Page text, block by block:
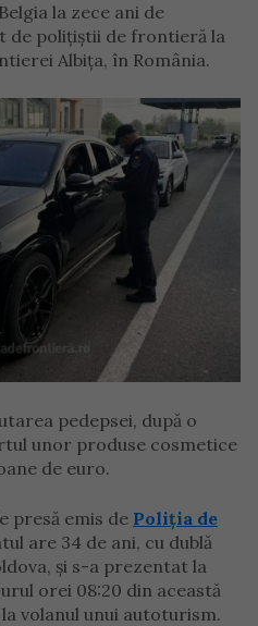
la zece ani de
de polițiștii de frontieră la
Albița, în România.
pedepsei, după o
unor produse cosmetice
de euro.
presă emis de Poliția de
are 34 de ani, cu dublă
și s-a prezentat la
orei 08:20 din această
volanul unui autoturism.